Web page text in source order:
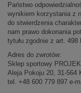
Państwo
wynikiem korzystania z
do stwierdzenia
nam prawo dokonania
tytułu zgodnie z art. 498
Adres do zwrotów:
Sklep sportowy
Aleja Pokoju 20, 31-564
tel. +48 600 779 897 e-